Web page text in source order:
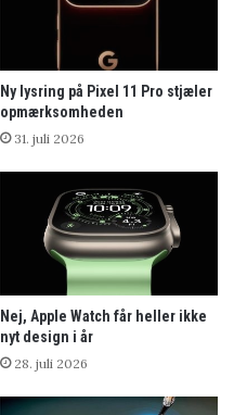
Ny lysring på Pixel 11 Pro stjæler
opmærksomheden
31. juli 2026
Nej, Apple Watch får heller ikke
nyt design i år
28. juli 2026